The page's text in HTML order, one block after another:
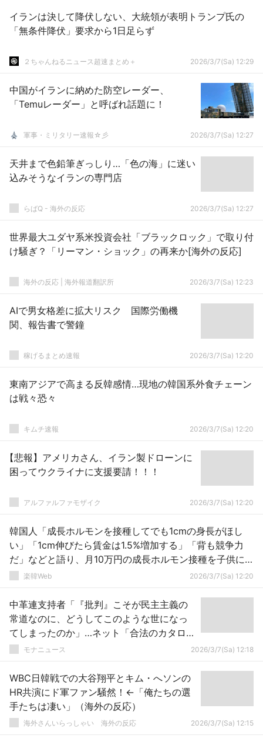
イランは決して降伏しない、大統領が表明トランプ氏の
「無条件降伏」要求から1日足らず
２ちゃんねるニュース超速まとめ＋ 2026/3/7(Sa) 12:29
中国がイランに納めた防空レーダー、
「Temuレーダー」と呼ばれ話題に！
軍事・ミリタリー速報☆彡 2026/3/7(Sa) 12:27
天井まで色鉛筆ぎっしり…「色の海」に迷い
込みそうなイランの専門店
らばQ - 海外の反応 2026/3/7(Sa) 12:27
世界最大ユダヤ系米投資会社「ブラックロック」で取り付
け騒ぎ？「リーマン・ショック」の再来か[海外の反応]
海外の反応 | 海外報道翻訳所 2026/3/7(Sa) 12:23
AIで男女格差に拡大リスク 国際労働機
関、報告書で警鐘
稼げるまとめ速報 2026/3/7(Sa) 12:20
東南アジアで高まる反韓感情…現地の韓国系外食チェーン
は戦々恐々
キムチ速報 2026/3/7(Sa) 12:20
【悲報】アメリカさん、イラン製ドローンに
困ってウクライナに支援要請！！！
アルファルファモザイク 2026/3/7(Sa) 12:20
韓国人「成長ホルモンを接種してでも1cmの身長がほし
い」「1cm伸びたら賃金は1.5%増加する」「背も競争力
だ」などと語り、月10万円の成長ホルモン接種を子供に
続ける……きっつい社会だな
楽韓Web 2026/3/7(Sa) 12:20
中革連支持者「『批判』こそが民主主義の
常道なのに、どうしてこのような世になっ
てしまったのか」…ネット「合法のカタログ
や遅刻を批判すれば批判した側が批判を受
モナニュース 2026/3/7(Sa) 12:18
WBC日韓戦での大谷翔平とキム・へソンの
HR共演にド軍ファン騒然！←「俺たちの選
手たちは凄い」（海外の反応）
海外さんいらっしゃい 海外の反応 2026/3/7(Sa) 12:15